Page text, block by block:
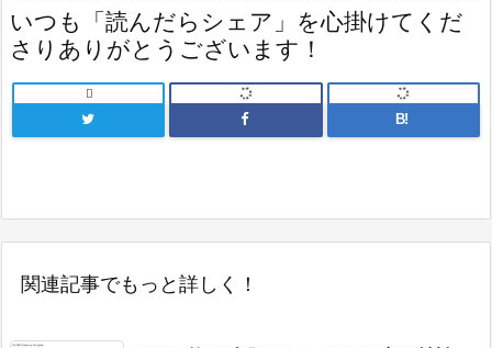
いつも「読んだらシェア」を心掛けてくだ
さりありがとうございます！

B!
関連記事でもっと詳しく！